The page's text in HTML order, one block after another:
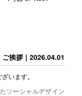
ご挨拶｜2026.04.01
います。
ソーシャルデザイン